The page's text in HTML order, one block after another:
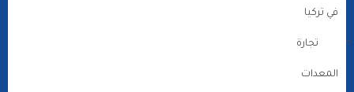
في تركيا
تجارة
المعدات